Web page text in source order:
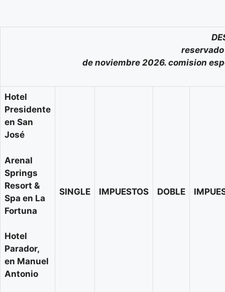
DESCUBRE
reservado y viajando 13
de noviembre 2026. comision
Hotel
Presidente
en San
José
Arenal
Springs
Resort &
Spa en La
Fortuna
Hotel
Parador,
en Manuel
Antonio
SINGLE IMPUESTOS DOBLE